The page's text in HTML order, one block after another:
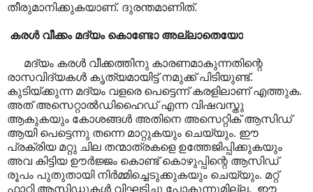
തീരുമാനിക്കുകയാണ്. ദുരന്തമാണിത്.
കരൾ വീക്കം മദ്യം കൊണ്ടോ അല്ലാതെയോ
മദ്യം കരൾ വീക്കത്തിനു കാരണമാകുന്നതിന്റെ
രാസവിദ്യകൾ കൃത്യമായിട്ട് നമുക്ക് പിടിയുണ്ട്.
കുടിയ്ക്കുന്ന മദ്യം വളരെ പെട്ടെന്ന് കരളിലാണ് എത്തുക.
അത് അസെറ്റാൽഡിഹൈഡ് എന്ന വിഷവസ്തു
ആകുകയും കോശങ്ങൾ അതിനെ അസെറ്റിക് ആസിഡ്
ആയി പെട്ടെന്നു തന്നെ മാറ്റുകയും ചെയ്യും. ഈ
പ്രക്രിയ മറ്റു ചില തന്മാത്രകളെ ഉത്തേജിപ്പിക്കുകയും
അവ കിട്ടിയ ഊർജ്ജം കൊണ്ട് കൊഴുപ്പിന്റെ ആസിഡ്
രൂപം പുതുതായി നിർമ്മിച്ചെടുക്കുകയും ചെയ്യും. മറ്റ്
ഫാറ്റി ആസിഡുകൾ വിഘടിച്ചു പോകുന്നുമില്ല. ഈ